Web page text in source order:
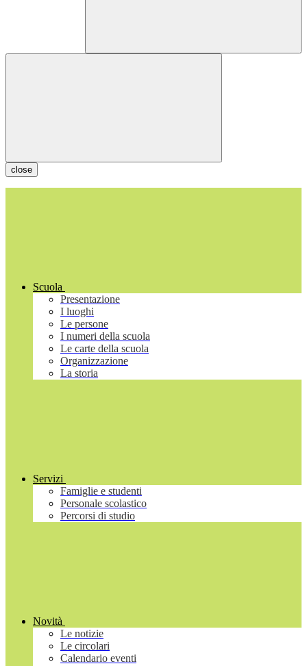
close
Scuola
Presentazione
I luoghi
Le persone
I numeri della scuola
Le carte della scuola
Organizzazione
La storia
Servizi
Famiglie e studenti
Personale scolastico
Percorsi di studio
Novità
Le notizie
Le circolari
Calendario eventi